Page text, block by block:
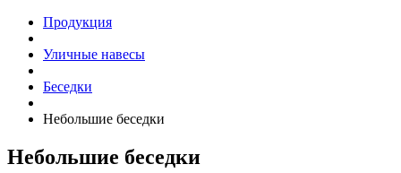
Продукция
Уличные навесы
Беседки
Небольшие беседки
Небольшие беседки